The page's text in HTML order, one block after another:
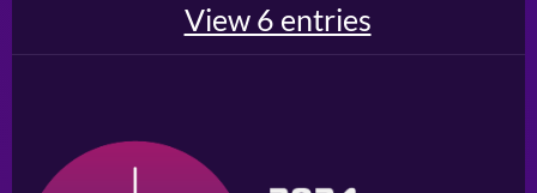
View 6 entries